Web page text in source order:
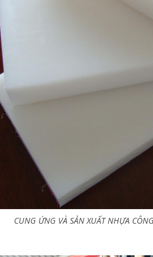
CUNG ỨNG VÀ SẢN XUẤT NHỰA